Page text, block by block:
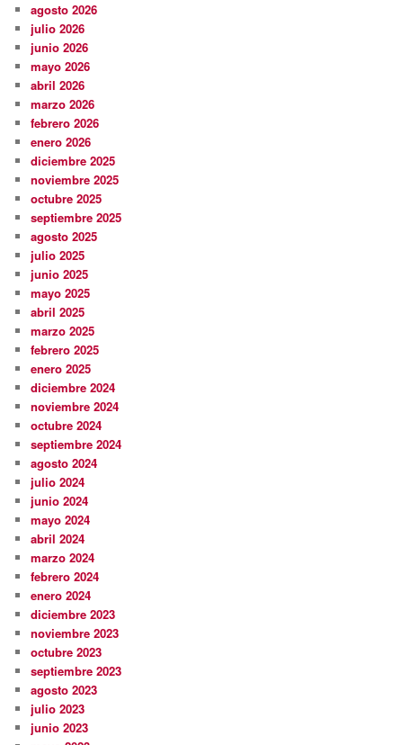
agosto 2026
julio 2026
junio 2026
mayo 2026
abril 2026
marzo 2026
febrero 2026
enero 2026
diciembre 2025
noviembre 2025
octubre 2025
septiembre 2025
agosto 2025
julio 2025
junio 2025
mayo 2025
abril 2025
marzo 2025
febrero 2025
enero 2025
diciembre 2024
noviembre 2024
octubre 2024
septiembre 2024
agosto 2024
julio 2024
junio 2024
mayo 2024
abril 2024
marzo 2024
febrero 2024
enero 2024
diciembre 2023
noviembre 2023
octubre 2023
septiembre 2023
agosto 2023
julio 2023
junio 2023